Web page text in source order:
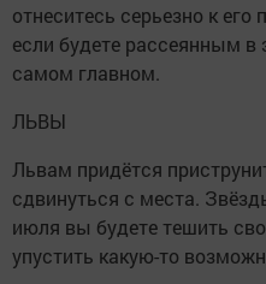
отнеситесь серьезно к
если будете рассеянным в
самом главном.
ЛЬВЫ
Львам придётся
сдвинуться с места.
июля вы будете тешить
упустить какую-то